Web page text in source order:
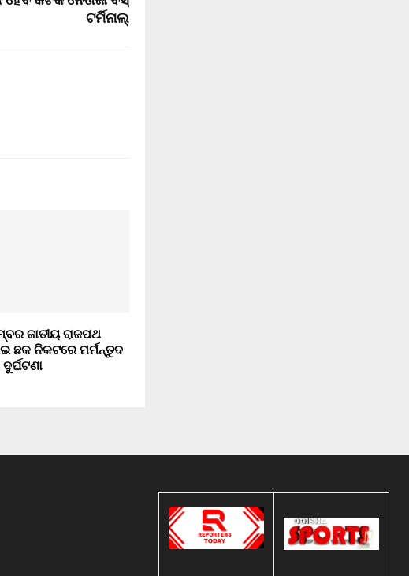
ଟର୍ମିନାଲ୍
ଜାତୀୟ ରାଜପଥ
ଛକ ନିକଟରେ ମର୍ମନ୍ତୁଦ